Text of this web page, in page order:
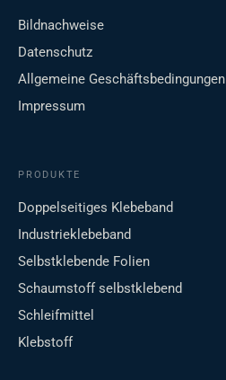
Bildnachweise
Datenschutz
Allgemeine Geschäftsbedingungen
Impressum
PRODUKTE
Doppelseitiges Klebeband
Industrieklebeband
Selbstklebende Folien
Schaumstoff selbstklebend
Schleifmittel
Klebstoff